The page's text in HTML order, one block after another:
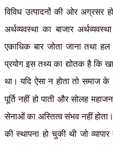
विविध उत्पादनों की ओर अग्रसर
अर्थव्यवस्था का बाजार
एकाधिक बार जोता जाना तथा
प्रयोग इस तथ्य का द्योतक है कि
था। यदि ऐसा न होता तो समाज
पूर्ति नहीं हो पाती और सोलह
सेनाओं का अस्तित्व संभव नहीं
की स्थापना हो चुकी थी जो